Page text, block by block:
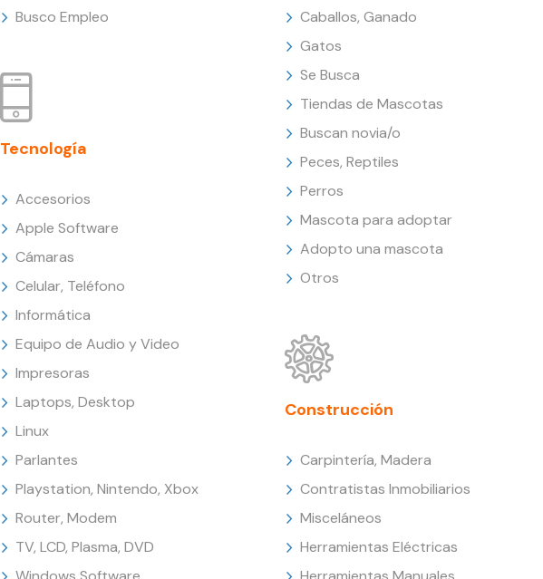
Busco Empleo
Tecnología
Accesorios
Apple Software
Cámaras
Celular, Teléfono
Informática
Equipo de Audio y Video
Impresoras
Laptops, Desktop
Linux
Parlantes
Playstation, Nintendo, Xbox
Router, Modem
TV, LCD, Plasma, DVD
Caballos, Ganado
Gatos
Se Busca
Tiendas de Mascotas
Buscan novia/o
Peces, Reptiles
Perros
Mascota para adoptar
Adopto una mascota
Otros
Construcción
Carpintería, Madera
Contratistas Inmobiliarios
Misceláneos
Herramientas Eléctricas